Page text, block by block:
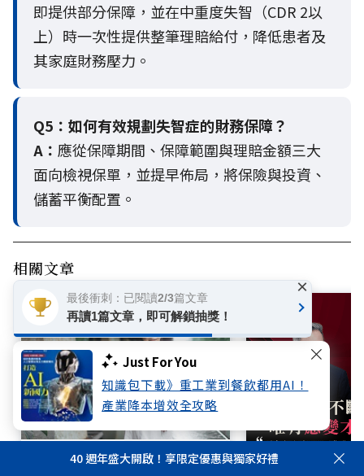
Just For You
知識包下載》重工業到餐飲都用AI！
產業降本增效全攻略
即提供部分保障，並在中重度失智（CDR 2以
上）時一次性提供整筆理賠給付，降低患者及
其家庭財務壓力。
Q5： 如何有效規劃失智症的財務保障？
A： 應從保障期間、保障範圍與理賠金額三大
面向檢視保單，並提早佈局，將保險與投資、
儲蓄平衡配置。
相關文章
爸媽老了還是病了？失智症前兆
40 週年盛大開啟！享限定優惠與獨家好禮
最後衝刺：已閱讀2/3篇文章
再讀1篇文章，即可解鎖抽獎！
×